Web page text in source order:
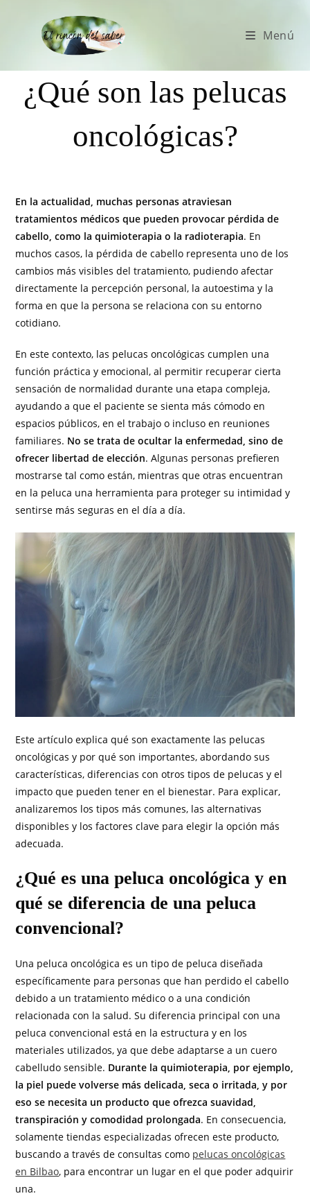
Menú
¿Qué son las pelucas
oncológicas?
En la actualidad, muchas personas atraviesan
tratamientos médicos que pueden provocar pérdida de
cabello, como la quimioterapia o la radioterapia. En
muchos casos, la pérdida de cabello representa uno de los
cambios más visibles del tratamiento, pudiendo afectar
directamente la percepción personal, la autoestima y la
forma en que la persona se relaciona con su entorno
cotidiano.
En este contexto, las pelucas oncológicas cumplen una
función práctica y emocional, al permitir recuperar cierta
sensación de normalidad durante una etapa compleja,
ayudando a que el paciente se sienta más cómodo en
espacios públicos, en el trabajo o incluso en reuniones
familiares. No se trata de ocultar la enfermedad, sino de
ofrecer libertad de elección. Algunas personas prefieren
mostrarse tal como están, mientras que otras encuentran
en la peluca una herramienta para proteger su intimidad y
sentirse más seguras en el día a día.
Este artículo explica qué son exactamente las pelucas
oncológicas y por qué son importantes, abordando sus
características, diferencias con otros tipos de pelucas y el
impacto que pueden tener en el bienestar. Para explicar,
analizaremos los tipos más comunes, las alternativas
disponibles y los factores clave para elegir la opción más
adecuada.
¿Qué es una peluca oncológica y en
qué se diferencia de una peluca
convencional?
Una peluca oncológica es un tipo de peluca diseñada
específicamente para personas que han perdido el cabello
debido a un tratamiento médico o a una condición
relacionada con la salud. Su diferencia principal con una
peluca convencional está en la estructura y en los
materiales utilizados, ya que debe adaptarse a un cuero
cabelludo sensible. Durante la quimioterapia, por ejemplo,
la piel puede volverse más delicada, seca o irritada, y por
eso se necesita un producto que ofrezca suavidad,
transpiración y comodidad prolongada. En consecuencia,
solamente tiendas especializadas ofrecen este producto,
buscando a través de consultas como pelucas oncológicas
en Bilbao, para encontrar un lugar en el que poder adquirir
una.